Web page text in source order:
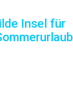
Insel für